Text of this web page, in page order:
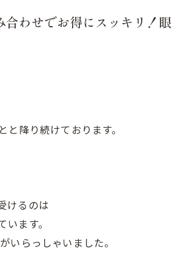
わせでお得にスッキリ！
降り続けております。
けるのは
ます。
いらっしゃいました。